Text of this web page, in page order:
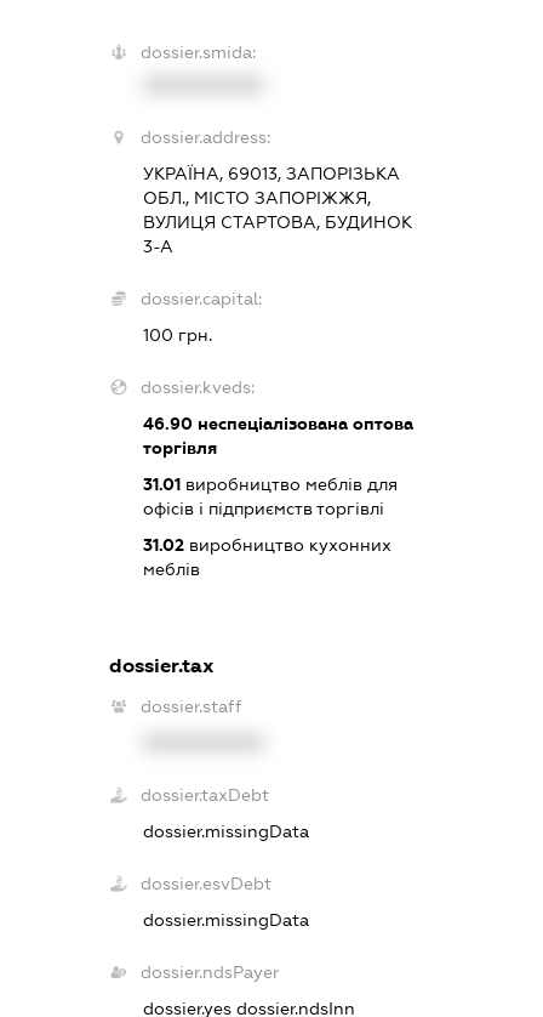
dossier.smida:
dossier.address:
УКРАЇНА, 69013, ЗАПОРІЗЬКА
ОБЛ., МІСТО ЗАПОРІЖЖЯ,
ВУЛИЦЯ СТАРТОВА, БУДИНОК
3-А
dossier.capital:
100 грн.
dossier.kveds:
46.90 неспеціалізована оптова
торгівля
31.01 виробництво меблів для
офісів і підприємств торгівлі
31.02 виробництво кухонних
меблів
dossier.tax
dossier.staff
dossier.taxDebt
dossier.missingData
dossier.esvDebt
dossier.missingData
dossier.ndsPayer
dossier.yesdossier.ndsInn